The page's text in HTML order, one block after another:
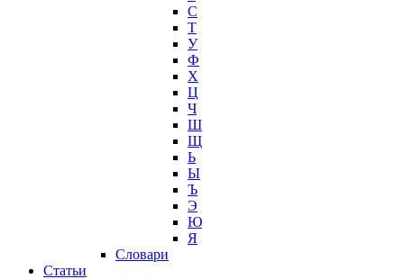
С
Т
У
Ф
Х
Ц
Ч
Ш
Щ
Ь
Ы
Ъ
Э
Ю
Я
Cловари
Статьи